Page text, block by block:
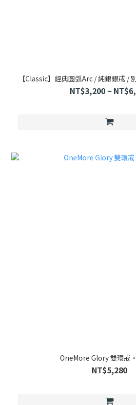
【Classic】經典圓弧Arc / 純銀銀戒 /
NT$3,200 ~
OneMore Glory 雙環戒
NT$5,280